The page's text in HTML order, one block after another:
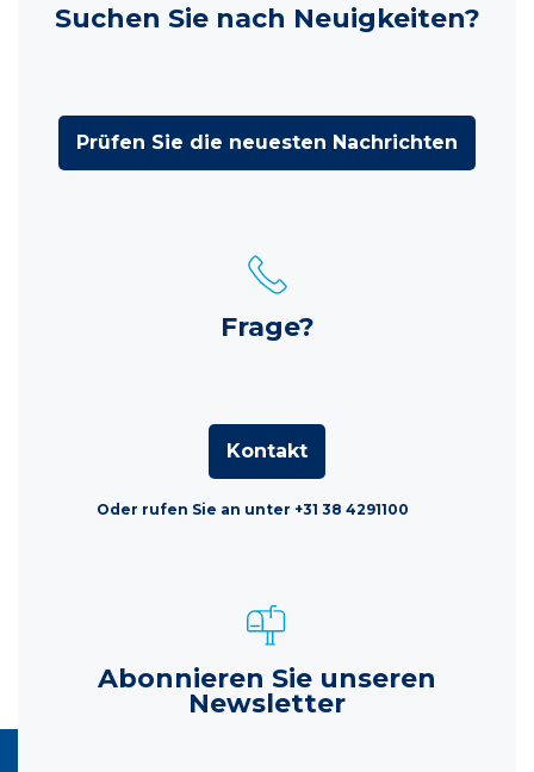
Suchen Sie nach Neuigkeiten?
Prüfen Sie die neuesten Nachrichten
Frage?
Kontakt
Oder rufen Sie an unter +31 38 4291100
Abonnieren Sie unseren
Newsletter